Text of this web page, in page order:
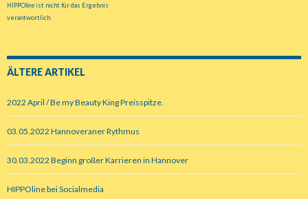
HIPPOlineist nicht für das Ergebnis
verantwortlich.
ÄLTERE ARTIKEL
2022 April / Be my Beauty King Preisspitze.
03.05.2022 Hannoveraner Rythmus
30.03.2022 Beginn großer Karrieren in Hannover
HIPPOline bei Socialmedia